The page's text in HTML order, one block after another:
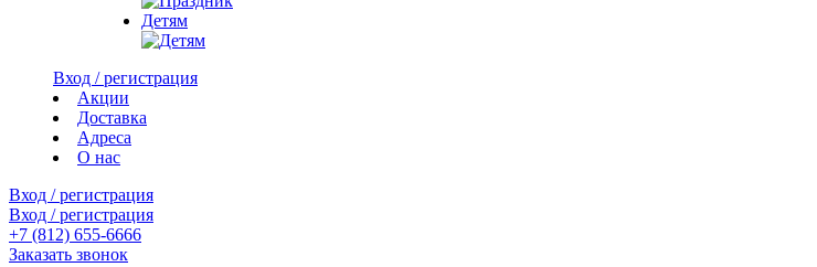
Детям
Вход / регистрация
Акции
Доставка
Адреса
О нас
Вход / регистрация
Вход / регистрация
+7 (812) 655-6666
Заказать звонок